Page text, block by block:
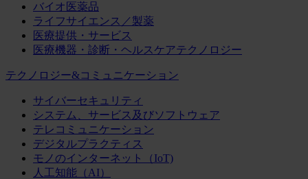
バイオ医薬品
ライフサイエンス／製薬
医療提供・サービス
医療機器・診断・ヘルスケアテクノロジー
テクノロジー&コミュニケーション
サイバーセキュリティ
システム、サービス及びソフトウェア
テレコミュニケーション
デジタルプラクティス
モノのインターネット（IoT)
人工知能（AI）